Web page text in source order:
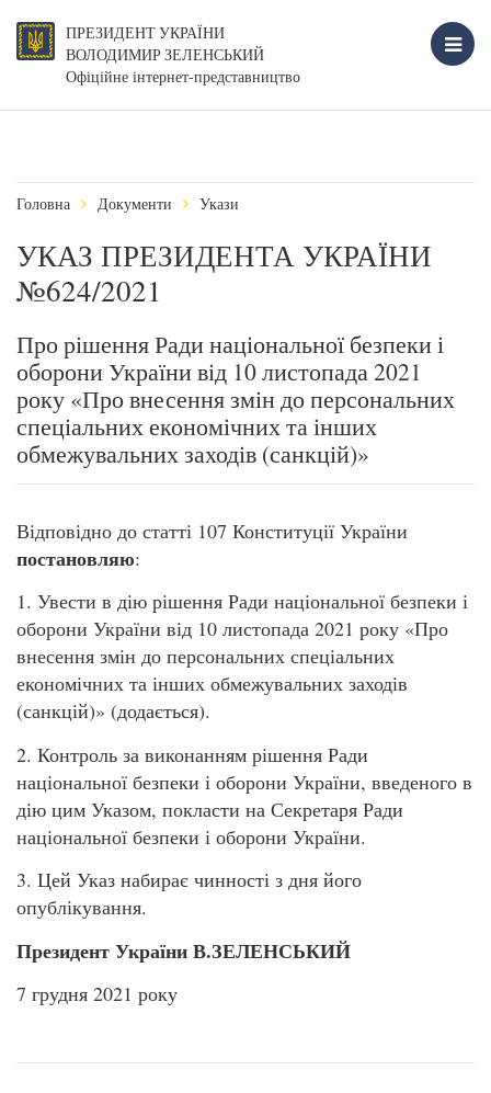
ПРЕЗИДЕНТ УКРАЇНИ
ВОЛОДИМИР ЗЕЛЕНСЬКИЙ
Офіційне інтернет-представництво
Головна Документи Укази
УКАЗ ПРЕЗИДЕНТА УКРАЇНИ
№624/2021
Про рішення Ради національної безпеки і
оборони України від 10 листопада 2021
року «Про внесення змін до персональних
спеціальних економічних та інших
обмежувальних заходів (санкцій)»
Відповідно до статті 107 Конституції України
постановляю:
1. Увести в дію рішення Ради національної безпеки і
оборони України від 10 листопада 2021 року «Про
внесення змін до персональних спеціальних
економічних та інших обмежувальних заходів
(санкцій)» (додається).
2. Контроль за виконанням рішення Ради
національної безпеки і оборони України, введеного в
дію цим Указом, покласти на Секретаря Ради
національної безпеки і оборони України.
3. Цей Указ набирає чинності з дня його
опублікування.
Президент України В.ЗЕЛЕНСЬКИЙ
7 грудня 2021 року